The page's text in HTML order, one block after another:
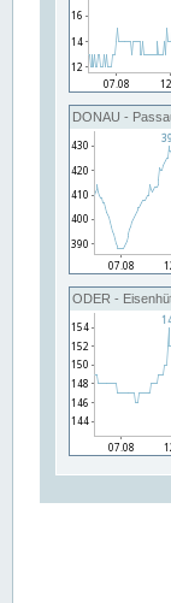
DONAU -
ODER -